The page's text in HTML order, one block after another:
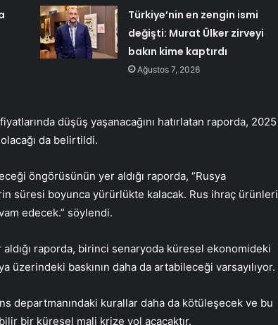
Türkiye’nin en zengin ismi
değişti: Murat Ülker zirveyi
bakın kime kaptırdı
Ağustos 7, 2026
düşüş yaşanacağını hatırlatan raporda, 2025
da belirtildi.
öngörüsünün yer aldığı raporda, “Rusya
süresi boyunca yürürlükte kalacak. Rus ihraç ürünleri
edecek.” söylendi.
raporda, birinci senaryoda küresel ekonomideki
üzerindeki baskının daha da artabileceği varsayılıyor.
departmanındaki kurallar daha da kötüleşecek ve bu
bir küresel mali krize yol açacaktır.